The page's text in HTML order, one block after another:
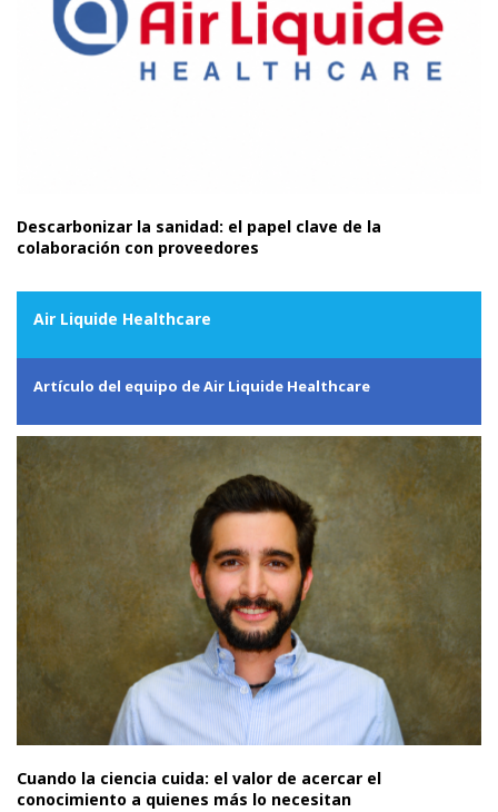
Descarbonizar la sanidad: el papel clave de la
colaboración con proveedores
Air Liquide Healthcare
Artículo del equipo de Air Liquide Healthcare
Cuando la ciencia cuida: el valor de acercar el
conocimiento a quienes más lo necesitan